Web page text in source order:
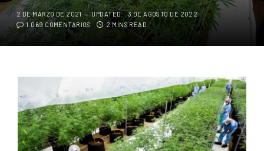
2 DE MARZO DE 2021 UPDATED: 3 DE AGOSTO DE 2022
1.069 COMENTARIOS
2 MINS READ